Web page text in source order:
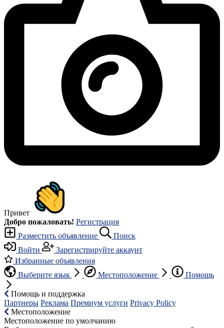
Привет
Добро пожаловать! Регистрация
Разместить объявление
Поиск
Войти
Зарегистрируйте аккаунт
Избранные объявления
Выберите язык
Местоположение Помощь
Помощь и поддержка
Партнеры Реклама Премиум услуги Privacy Policy
Местоположение
Местоположение по умолчанию